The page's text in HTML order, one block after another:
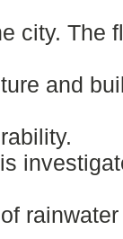
city. The
and